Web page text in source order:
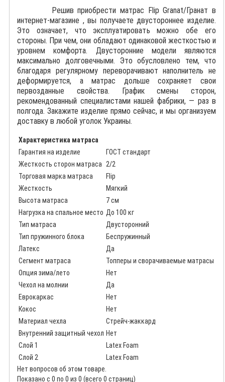
Решив приобрести матрас Flip Granat/Гранат в
интернет-магазине , вы получаете двустороннее изделие.
Это означает, что эксплуатировать можно обе его
стороны. При чем, они обладают одинаковой жесткостью и
уровнем комфорта. Двусторонние модели являются
максимально долговечными. Это обусловлено тем, что
благодаря регулярному переворачивают наполнитель не
деформируется, а матрас дольше сохраняет свои
первозданные свойства. График смены сторон,
рекомендованный специалистами нашей фабрики, — раз в
полгода. Закажите изделие прямо сейчас, и мы организуем
доставку в любой уголок Украины.
Характеристика матраса
Гарантия на изделие
ГОСТ стандарт
Жесткость сторон матраса 2/2
Торговая марка матраса
Flip
Жесткость
Мягкий
Высота матраса
7 см
Нагрузка на спальное место До 100 кг
Тип матраса
Двусторонний
Тип пружинного блока
Беспружинный
Латекс
Да
Сегмент матраса
Топперы и сворачиваемые матрасы
Опция зима/лето
Нет
Чехол на молнии
Да
Еврокаркас
Нет
Кокос
Нет
Материал чехла
Стрейч-жаккард
Внутренний защитный чехол Нет
Слой 1
Latex Foam
Слой 2
Latex Foam
Нет вопросов об этом товаре.
Показано с 0 по 0 из 0 (всего 0 страниц)